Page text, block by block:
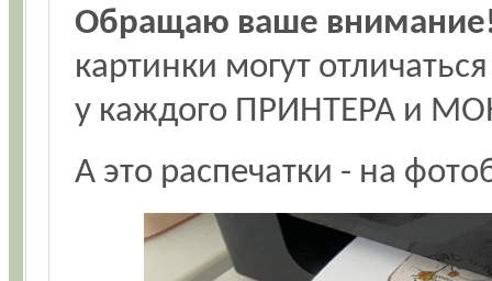
Обращаю ваше
картинки могут
у каждого ПРИНТЕРА и
А это распечатки - на